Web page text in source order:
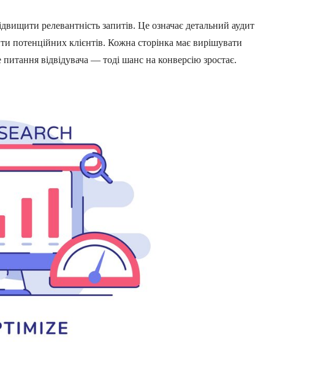
релевантність запитів. Це означає детальний аудит
потенційних клієнтів. Кожна сторінка має вирішувати
відвідувача — тоді шанс на конверсію зростає.